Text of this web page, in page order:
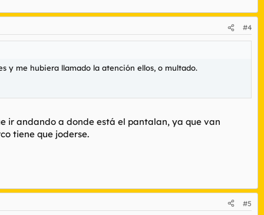
#4
y me hubiera llamado la atención ellos, o multado.
ir andando a donde está el pantalan, ya que van
tiene que joderse.
#5